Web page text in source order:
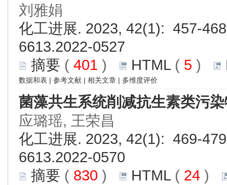
刘雅娟
化工进展. 2023, 42(1): 457-
6613.2022-0527
摘要 ( 401 ) HTML( 5 )
数据和表 | 参考文献 | 相关文章 | 多维度评价
菌藻共生系统削减抗生素类污
应璐瑶, 王荣昌
化工进展. 2023, 42(1): 469-
6613.2022-0570
摘要 ( 830 ) HTML( 24 )